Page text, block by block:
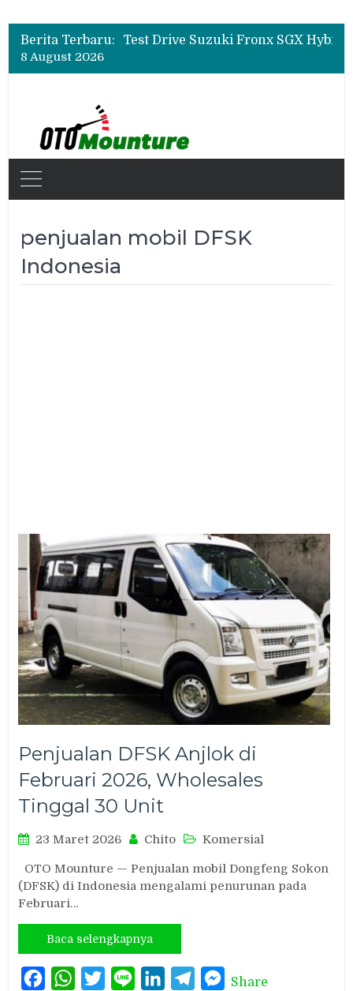
Berita Terbaru:
Beli Mobil Jangan Cuma Lihat Cicilan, TAF dan OJK Tekankan Pentingnya Literasi Keuangan
Beli Mobil Jangan Cuma Lihat Cicilan, TAF dan OJK Tekankan Pentingnya Literasi Keuangan
8 August 2026
penjualan mobil DFSK
Indonesia
Penjualan DFSK Anjlok di
Februari 2026, Wholesales
Tinggal 30 Unit
23 Maret 2026 Chito Komersial
OTO Mounture — Penjualan mobil Dongfeng Sokon
(DFSK) di Indonesia mengalami penurunan pada
Februari…
Baca selengkapnya
FacebookWhatsAppTwitterLine LinkedInTelegramMessenger
Share